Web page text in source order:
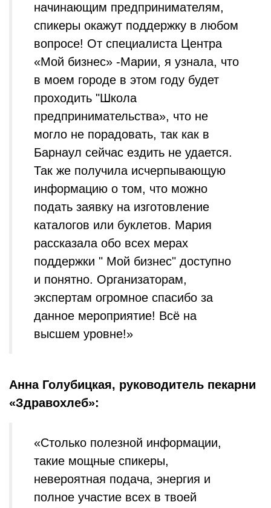
начинающим предпринимателям,
спикеры окажут поддержку в любом
вопросе! От специалиста Центра
«Мой бизнес» -Марии, я узнала, что
в моем городе в этом году будет
проходить "Школа
предпринимательства», что не
могло не порадовать, так как в
Барнаул сейчас ездить не удается.
Так же получила исчерпывающую
информацию о том, что можно
подать заявку на изготовление
каталогов или буклетов. Мария
рассказала обо всех мерах
поддержки " Мой бизнес" доступно
и понятно. Организаторам,
экспертам огромное спасибо за
данное мероприятие! Всё на
высшем уровне!»
Анна Голубицкая, руководитель пекарни
«Здравохлеб»:
«Столько полезной информации,
такие мощные спикеры,
невероятная подача, энергия и
полное участие всех в твоей